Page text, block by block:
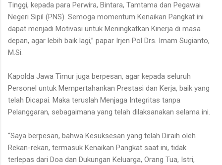
Tinggi, kepada para Perwira, Bintara, Tamtama dan Pegawai
Negeri Sipil (PNS). Semoga momentum Kenaikan Pangkat ini
dapat menjadi Motivasi untuk Meningkatkan Kinerja di masa
depan, agar lebih baik lagi,” papar Irjen Pol Drs. Imam Sugianto,
M.Si.
Kapolda Jawa Timur juga berpesan, agar kepada seluruh
Personel untuk Mempertahankan Prestasi dan Kerja, baik yang
telah Dicapai. Maka teruslah Menjaga Integritas tanpa
Pelanggaran, sebagaimana yang telah dilaksanakan selama ini.
“Saya berpesan, bahwa Kesuksesan yang telah Diraih oleh
Rekan-rekan, termasuk Kenaikan Pangkat saat ini, tidak
terlepas dari Doa dan Dukungan Keluarga, Orang Tua, Istri,